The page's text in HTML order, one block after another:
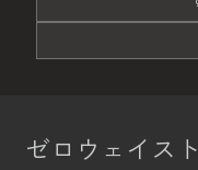
ゼロウェイスト